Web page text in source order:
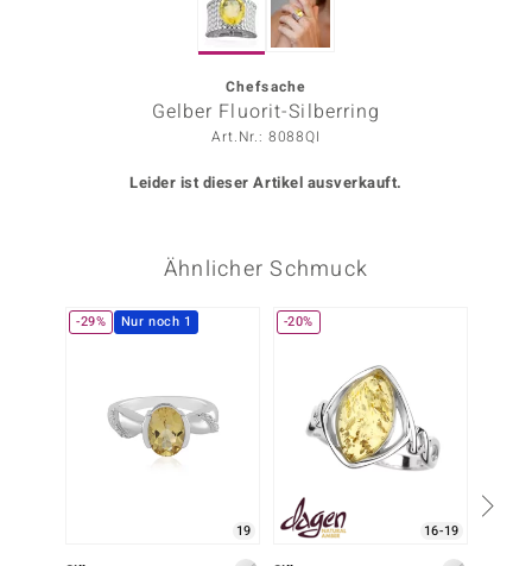
Chefsache
Gelber Fluorit-Silberring
Art.Nr.: 8088QI
Leider ist dieser Artikel ausverkauft.
Ähnlicher Schmuck
-29% Nur noch 1
19
-20%
16-19